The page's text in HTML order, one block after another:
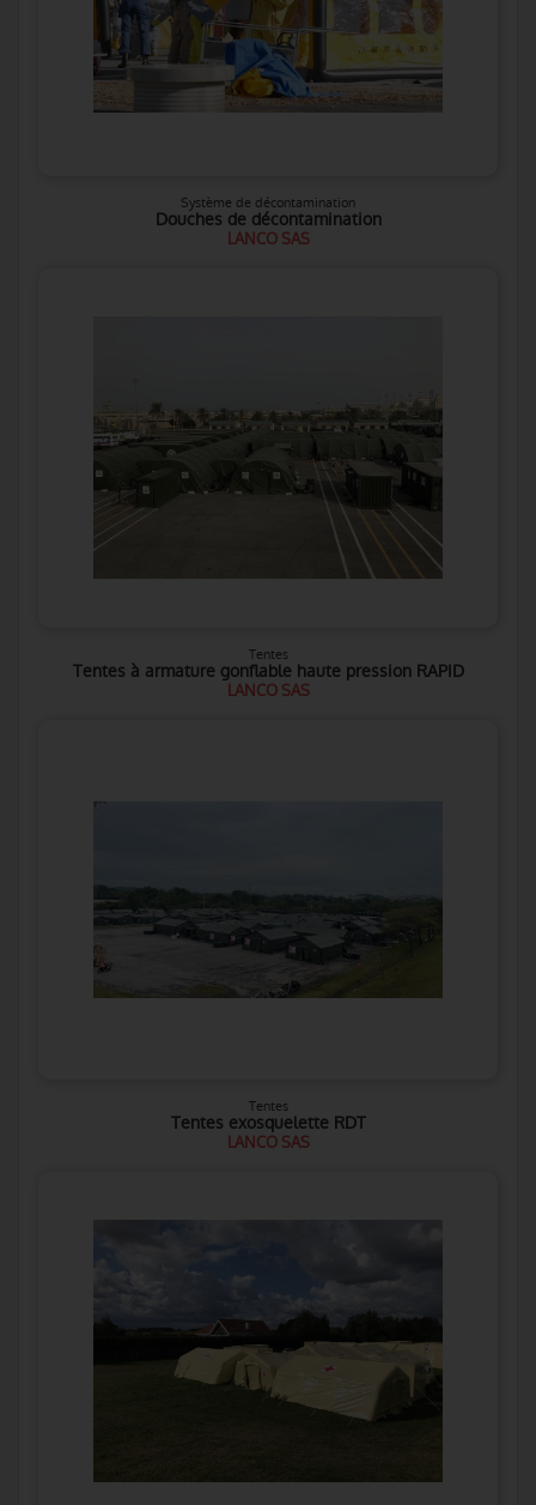
Système de décontamination
Douches de décontamination
LANCO SAS
Tentes
Tentes à armature gonflable haute pression RAPID
LANCO SAS
Tentes
Tentes exosquelette RDT
LANCO SAS